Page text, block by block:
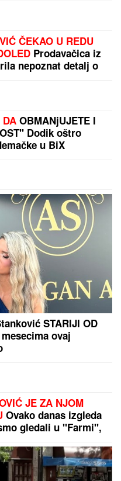
ČEKAO U REDU
Prodavačica iz
nepoznat detalj o
DA OBMANjUJETE I
Dodik oštro
u BiX
STARIJI OD
ovaj
JE ZA NJOM
Ovako danas izgleda
gledali u "Farmi",